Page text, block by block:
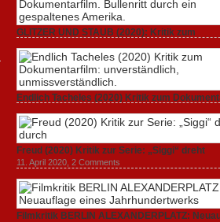
GLITZER UND STAUB (2020): Kritik zum
Dokumentarfilm.
3. Oktober 2020,2 Comments
Endlich Tacheles (2020) Kritik zum
unverständlich,
19. Mai 2020,0 Comments
Freud (2020) Kritik zur Serie: „Siggi“ dreht
11. April 2020, 2 Comments
Filmkritik BERLIN ALEXANDERPLATZ: